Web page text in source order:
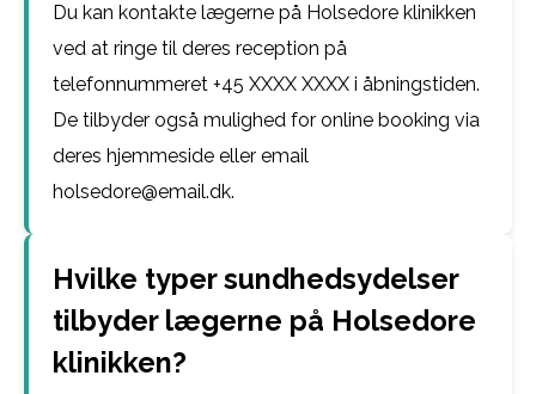
Du kan kontakte lægerne på Holsedore klinikken
ved at ringe til deres reception på
telefonnummeret +45 XXXX XXXX i åbningstiden.
De tilbyder også mulighed for online booking via
deres hjemmeside eller email
holsedore@email.dk.
Hvilke typer sundhedsydelser
tilbyder lægerne på Holsedore
klinikken?